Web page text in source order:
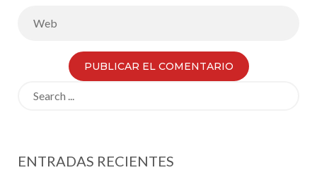
ENTRADAS RECIENTES